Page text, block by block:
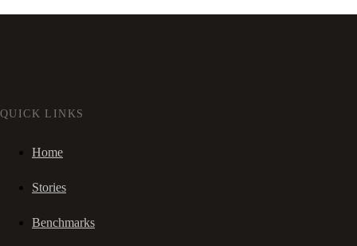
QUICK LINKS
Home
Stories
Benchmarks